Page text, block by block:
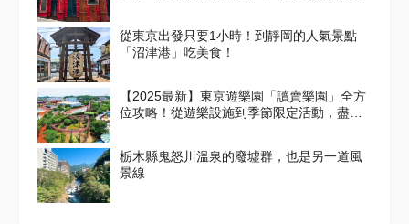
從東京出發只要1小時！到靜岡的人氣景點
「沼津港」吃美食！
【2025最新】東京遊樂園「讀賣樂園」全方
位攻略！從遊樂設施到季節限定活動，盡情
栃木縣鬼怒川溫泉的廢墟群，也是另一道風
景線